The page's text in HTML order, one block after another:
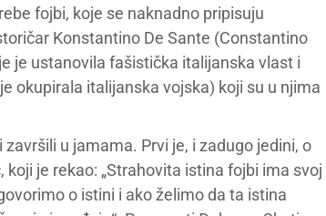
fojbi, koje se naknadno pripisuju
Konstantino De Sante (Constantino
je ustanovila fašistička italijanska vlast i
okupirala italijanska vojska) koji su u njima
u jamama. Prvi je, i zadugo jedini, o
je rekao: „Strahovita istina fojbi ima svoj
o istini i ako želimo da ta istina